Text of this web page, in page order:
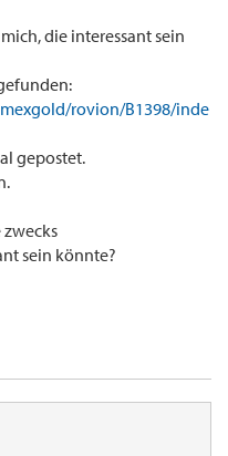
die interessant sein
rovion/B1398/inde
gepostet.
sein könnte?